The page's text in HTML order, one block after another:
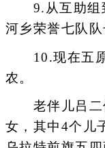
9.从互助组
河乡荣誉七队队
10.现在五原
农。
老伴儿吕二
女，其中4个儿